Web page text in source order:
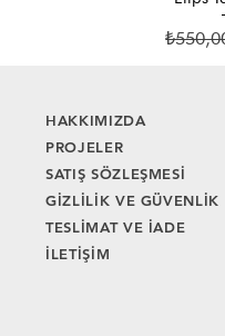
HAKKIMIZDA
PROJELER
SATIŞ SÖZLEŞMESİ
GİZLİLİK VE GÜVENLİK
TESLİMAT VE İADE
İLETİŞİM